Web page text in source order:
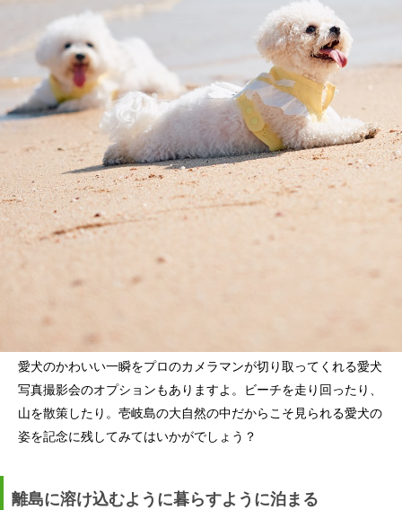
愛犬のかわいい一瞬をプロのカメラマンが切り取ってくれる愛犬
写真撮影会のオプションもありますよ。ビーチを走り回ったり、
山を散策したり。壱岐島の大自然の中だからこそ見られる愛犬の
姿を記念に残してみてはいかがでしょう？
離島に溶け込むように暮らすように泊まる